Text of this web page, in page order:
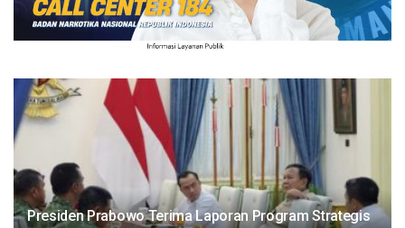
Presiden Prabowo Terima Laporan Program Strategis